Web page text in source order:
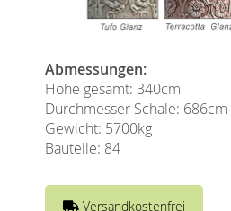
Abmessungen:
Höhe gesamt: 340cm
Durchmesser Schale: 686cm
Gewicht: 5700kg
Bauteile: 84
Versandkostenfrei